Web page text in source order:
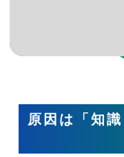
原因は「知